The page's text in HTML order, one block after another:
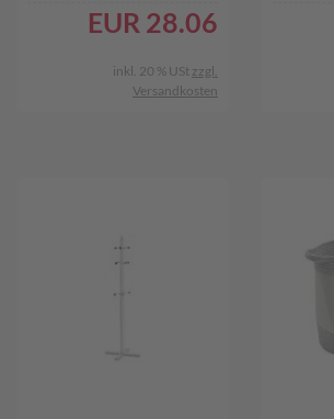
EUR 28.06
inkl. 20 % USt zzgl.
Versandkosten